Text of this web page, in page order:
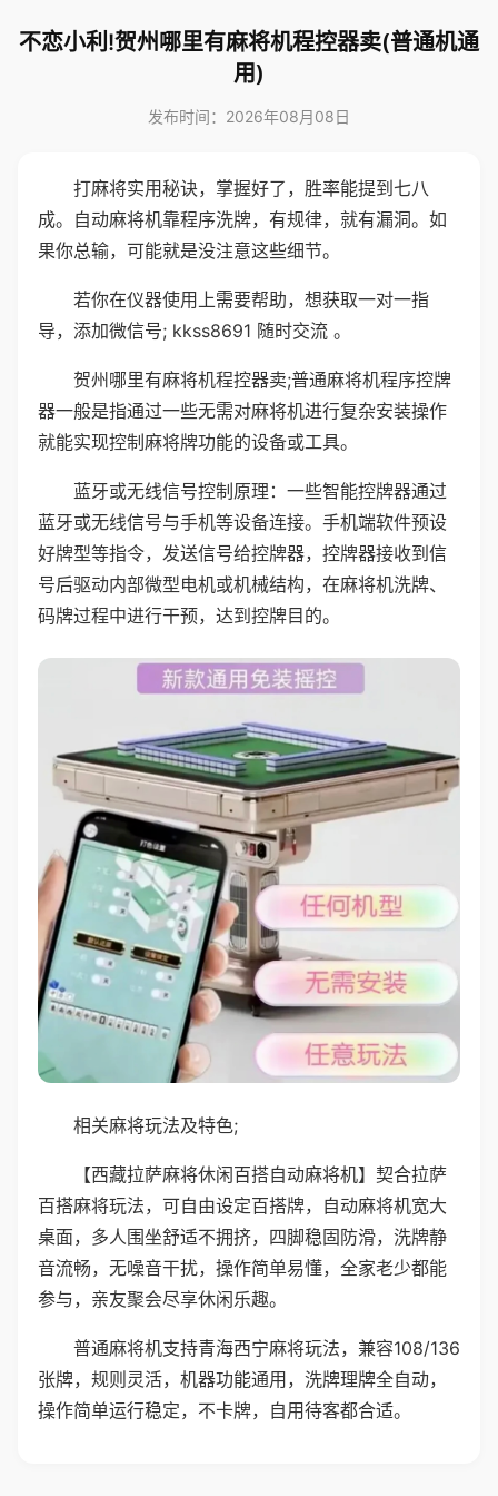
不恋小利!贺州哪里有麻将机程控器卖(普通机通
用)
发布时间：2026年08月08日
打麻将实用秘诀，掌握好了，胜率能提到七八
成。自动麻将机靠程序洗牌，有规律，就有漏洞。如
果你总输，可能就是没注意这些细节。
若你在仪器使用上需要帮助，想获取一对一指
导，添加微信号; kkss8691 随时交流 。
贺州哪里有麻将机程控器卖;普通麻将机程序控牌
器一般是指通过一些无需对麻将机进行复杂安装操作
就能实现控制麻将牌功能的设备或工具。
蓝牙或无线信号控制原理：一些智能控牌器通过
蓝牙或无线信号与手机等设备连接。手机端软件预设
好牌型等指令，发送信号给控牌器，控牌器接收到信
号后驱动内部微型电机或机械结构，在麻将机洗牌、
码牌过程中进行干预，达到控牌目的。
相关麻将玩法及特色;
【西藏拉萨麻将休闲百搭自动麻将机】契合拉萨
百搭麻将玩法，可自由设定百搭牌，自动麻将机宽大
桌面，多人围坐舒适不拥挤，四脚稳固防滑，洗牌静
音流畅，无噪音干扰，操作简单易懂，全家老少都能
参与，亲友聚会尽享休闲乐趣。
普通麻将机支持青海西宁麻将玩法，兼容108/136
张牌，规则灵活，机器功能通用，洗牌理牌全自动，
操作简单运行稳定，不卡牌，自用待客都合适。